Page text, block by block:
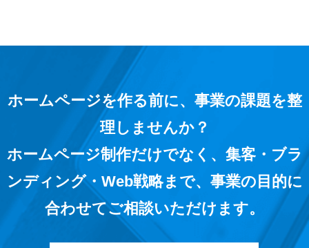
ホームページを作る前に、事業の課題を整
理しませんか？
ホームページ制作だけでなく、集客・ブラ
ンディング・Web戦略まで、事業の目的に
合わせてご相談いただけます。